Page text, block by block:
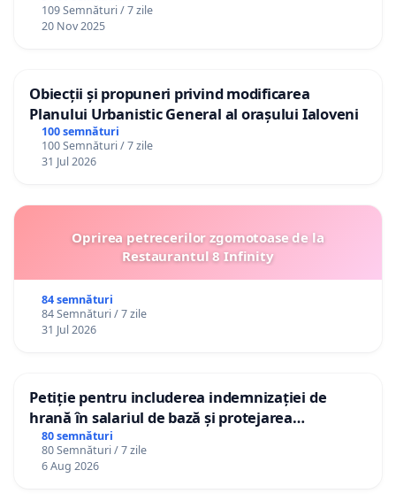
109 Semnături / 7 zile
20 Nov 2025
Obiecții și propuneri privind modificarea
Planului Urbanistic General al orașului Ialoveni
100 semnături
100 Semnături / 7 zile
31 Jul 2026
Oprirea petrecerilor zgomotoase de la
Restaurantul 8 Infinity
84 semnături
84 Semnături / 7 zile
31 Jul 2026
Petiție pentru includerea indemnizației de
hrană în salariul de bază și protejarea
gradațiilor de vechime pentru asistenții
personali
80 semnături
80 Semnături / 7 zile
6 Aug 2026